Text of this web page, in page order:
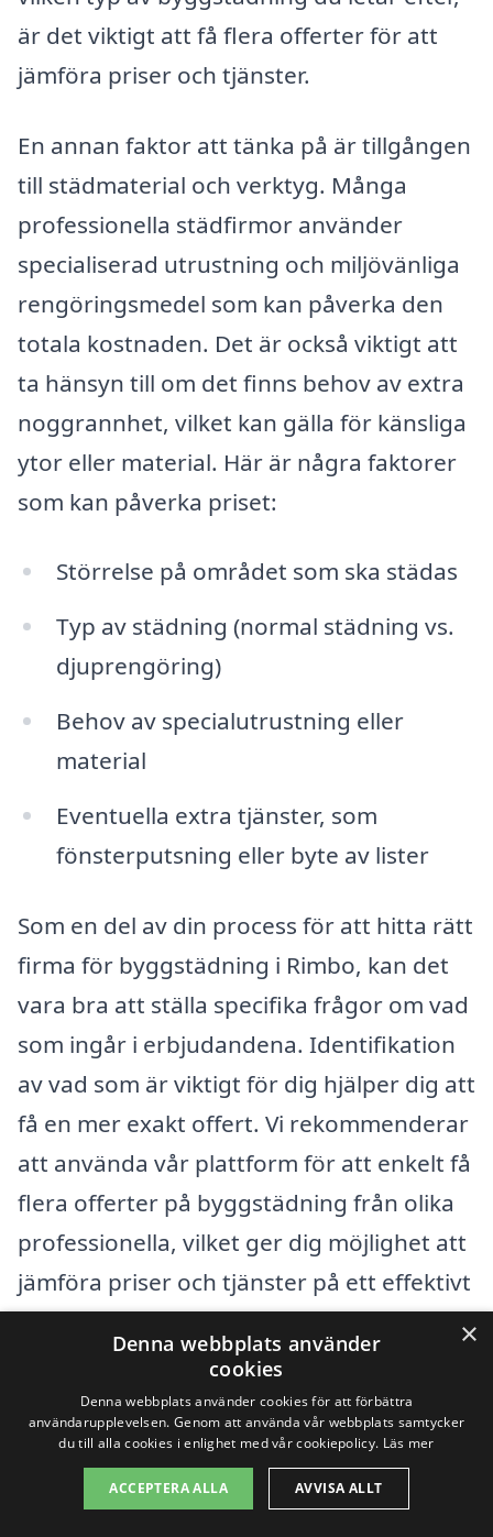
är det viktigt att få flera offerter för att
jämföra priser och tjänster.
En annan faktor att tänka på är tillgången
till städmaterial och verktyg. Många
professionella städfirmor använder
specialiserad utrustning och miljövänliga
rengöringsmedel som kan påverka den
totala kostnaden. Det är också viktigt att
ta hänsyn till om det finns behov av extra
noggrannhet, vilket kan gälla för känsliga
ytor eller material. Här är några faktorer
som kan påverka priset:
Störrelse på området som ska städas
Typ av städning (normal städning vs.
djuprengöring)
Behov av specialutrustning eller
material
Eventuella extra tjänster, som
fönsterputsning eller byte av lister
Som en del av din process för att hitta rätt
firma för byggstädning i Rimbo, kan det
vara bra att ställa specifika frågor om vad
som ingår i erbjudandena. Identifikation
av vad som är viktigt för dig hjälper dig att
få en mer exakt offert. Vi rekommenderar
att använda vår plattform för att enkelt få
flera offerter på byggstädning från olika
professionella, vilket ger dig möjlighet att
jämföra priser och tjänster på ett effektivt
sätt. Genom att noggrant överväga dessa
faktorer kan du säkerställa att du får ett
bra erbjudande för byggstädning i Rimbo
och att arbetet utförs på ett
tillfredsställande sätt.
×
Denna webbplats använder
cookies
Denna webbplats använder cookies för att förbättra
användarupplevelsen. Genom att använda vår webbplats samtycker
du till alla cookies i enlighet med vår cookiepolicy. Läs mer
ACCEPTERA ALLA AVVISA ALLT